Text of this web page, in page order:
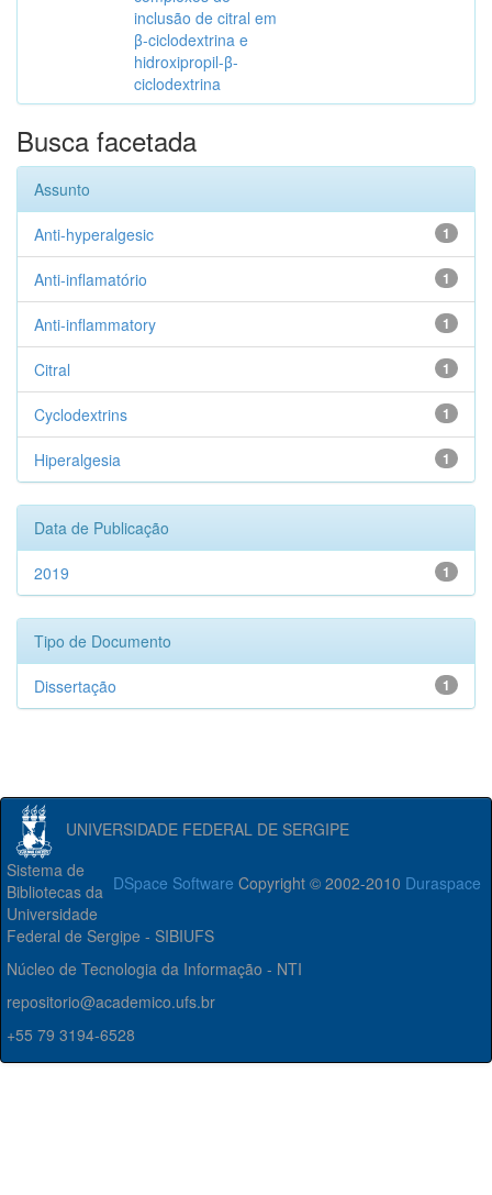
inclusão de citral em
β-ciclodextrina e
hidroxipropil-β-
ciclodextrina
Busca facetada
Assunto
1
Anti-hyperalgesic
1
Anti-inflamatório
1
Anti-inflammatory
1
Citral
1
Cyclodextrins
1
Hiperalgesia
Data de Publicação
1
2019
Tipo de Documento
1
Dissertação
UNIVERSIDADE FEDERAL DE SERGIPE
DSpace Software Copyright © 2002-2010 Duraspace
Sistema de
Bibliotecas da
Universidade
Federal de Sergipe - SIBIUFS
Núcleo de Tecnologia da Informação - NTI
repositorio@academico.ufs.br
+55 79 3194-6528